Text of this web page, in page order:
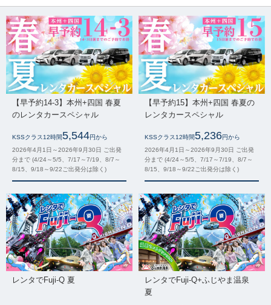
【早予約14-3】本州+四国 春夏
のレンタカースペシャル
KSSクラス12時間5,544円から
2026年4月1日～2026年9月30日 ご出発
分まで (4/24～5/5、7/17～7/19、8/7～
8/15、9/18～9/22ご出発分は除く)
【早予約15】本州+四国 春夏の
レンタカースペシャル
KSSクラス12時間5,236円から
2026年4月1日～2026年9月30日 ご出発
分まで (4/24～5/5、7/17～7/19、8/7～
8/15、9/18～9/22ご出発分は除く)
レンタでFuji-Q 夏
レンタでFuji-Q+ふじやま温泉
夏